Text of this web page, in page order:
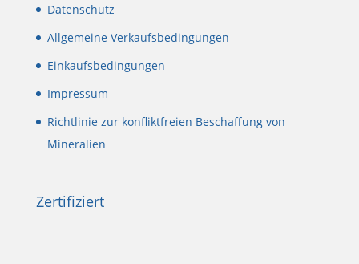
Datenschutz
Allgemeine Verkaufsbedingungen
Einkaufsbedingungen
Impressum
Richtlinie zur konfliktfreien Beschaffung von
Mineralien
Zertifiziert